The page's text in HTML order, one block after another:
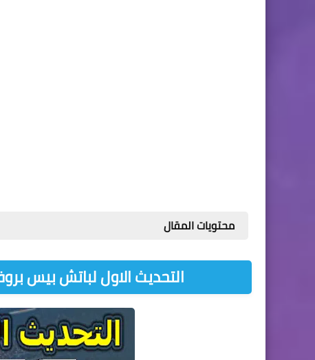
محتويات المقال
التحديث الاول لباتش بيس